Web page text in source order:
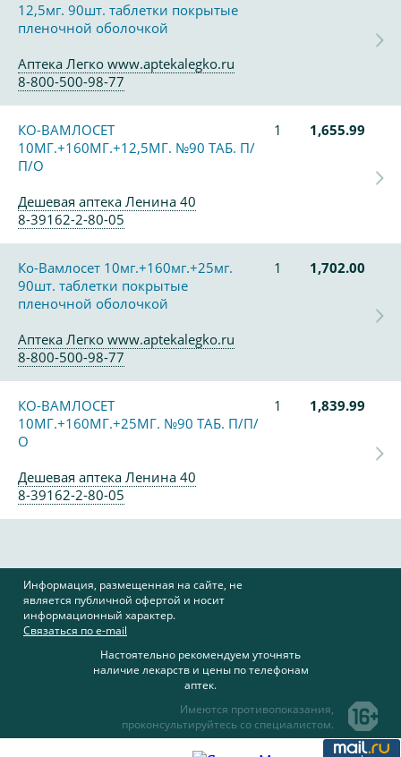
12,5мг. 90шт. таблетки покрытые
пленочной оболочкой
Аптека Легко www.aptekalegko.ru
8-800-500-98-77
КО-ВАМЛОСЕТ
10МГ.+160МГ.+12,5МГ. №90 ТАБ. П/
П/О
1 1,655.99
Дешевая аптека Ленина 40
8-39162-2-80-05
Ко-Вамлосет 10мг.+160мг.+25мг.
90шт. таблетки покрытые
пленочной оболочкой
1 1,702.00
Аптека Легко www.aptekalegko.ru
8-800-500-98-77
КО-ВАМЛОСЕТ
10МГ.+160МГ.+25МГ. №90 ТАБ. П/П/
О
1 1,839.99
Дешевая аптека Ленина 40
8-39162-2-80-05
Информация, размещенная на сайте, не
является публичной офертой и носит
информационный характер.
Связаться по e-mail
Настоятельно рекомендуем уточнять
наличие лекарств и цены по телефонам
аптек.
Имеются противопоказания,
проконсультируйтесь со специалистом.